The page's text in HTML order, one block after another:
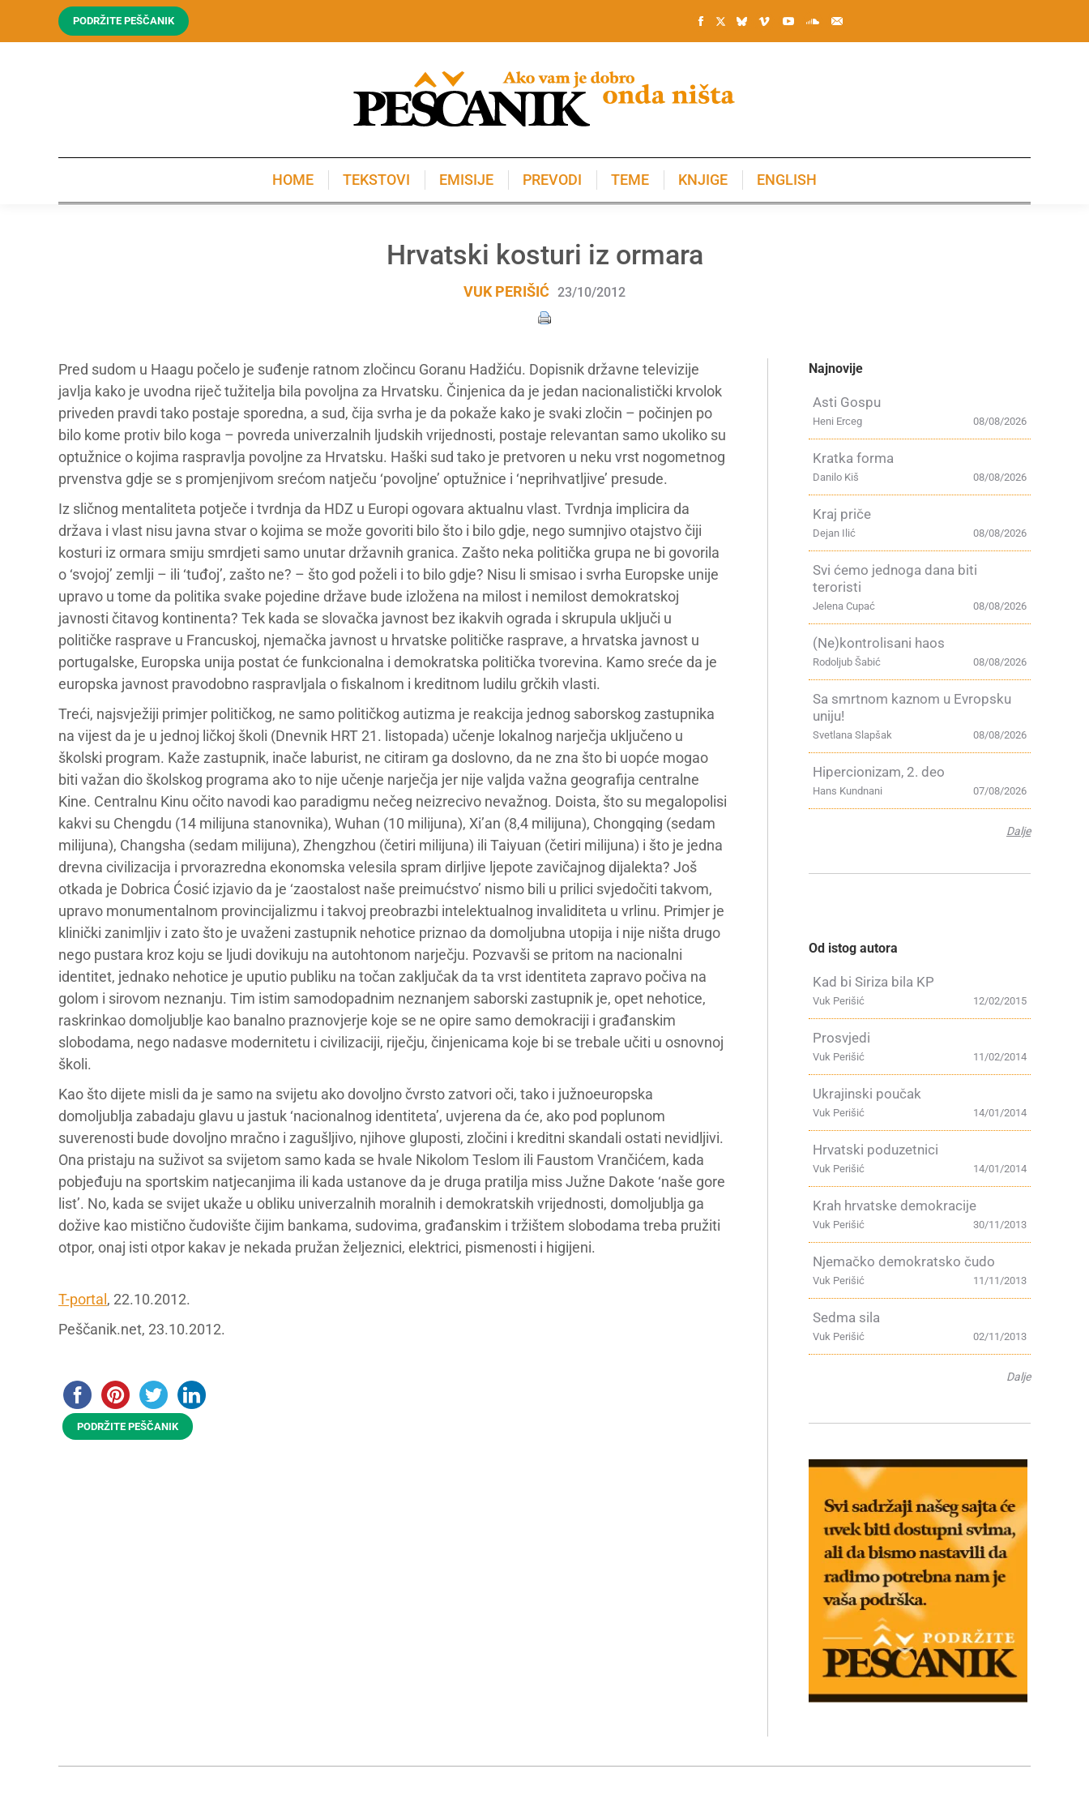
PODRŽITE PEŠČANIK
HOME TEKSTOVI EMISIJE PREVODI TEME KNJIGE ENGLISH
Hrvatski kosturi iz ormara
VUK PERIŠIĆ 23/10/2012
Pred sudom u Haagu počelo je suđenje ratnom zločincu Goranu Hadžiću. Dopisnik državne televizije
javlja kako je uvodna riječ tužitelja bila povoljna za Hrvatsku. Činjenica da je jedan nacionalistički krvolok
priveden pravdi tako postaje sporedna, a sud, čija svrha je da pokaže kako je svaki zločin – počinjen po
bilo kome protiv bilo koga – povreda univerzalnih ljudskih vrijednosti, postaje relevantan samo ukoliko su
optužnice o kojima raspravlja povoljne za Hrvatsku. Haški sud tako je pretvoren u neku vrst nogometnog
prvenstva gdje se s promjenjivom srećom natječu ‘povoljne’ optužnice i ‘neprihvatljive’ presude.
Iz sličnog mentaliteta potječe i tvrdnja da HDZ u Europi ogovara aktualnu vlast. Tvrdnja implicira da
država i vlast nisu javna stvar o kojima se može govoriti bilo što i bilo gdje, nego sumnjivo otajstvo čiji
kosturi iz ormara smiju smrdjeti samo unutar državnih granica. Zašto neka politička grupa ne bi govorila
o ‘svojoj’ zemlji – ili ‘tuđoj’, zašto ne? – što god poželi i to bilo gdje? Nisu li smisao i svrha Europske unije
upravo u tome da politika svake pojedine države bude izložena na milost i nemilost demokratskoj
javnosti čitavog kontinenta? Tek kada se slovačka javnost bez ikakvih ograda i skrupula uključi u
političke rasprave u Francuskoj, njemačka javnost u hrvatske političke rasprave, a hrvatska javnost u
portugalske, Europska unija postat će funkcionalna i demokratska politička tvorevina. Kamo sreće da je
europska javnost pravodobno raspravljala o fiskalnom i kreditnom ludilu grčkih vlasti.
Treći, najsvježiji primjer političkog, ne samo političkog autizma je reakcija jednog saborskog zastupnika
na vijest da je u jednoj ličkoj školi (Dnevnik HRT 21. listopada) učenje lokalnog narječja uključeno u
školski program. Kaže zastupnik, inače laburist, ne citiram ga doslovno, da ne zna što bi uopće mogao
biti važan dio školskog programa ako to nije učenje narječja jer nije valjda važna geografija centralne
Kine. Centralnu Kinu očito navodi kao paradigmu nečeg neizrecivo nevažnog. Doista, što su megalopolisi
kakvi su Chengdu (14 milijuna stanovnika), Wuhan (10 milijuna), Xi’an (8,4 milijuna), Chongqing (sedam
milijuna), Changsha (sedam milijuna), Zhengzhou (četiri milijuna) ili Taiyuan (četiri milijuna) i što je jedna
drevna civilizacija i prvorazredna ekonomska velesila spram dirljive ljepote zavičajnog dijalekta? Još
otkada je Dobrica Ćosić izjavio da je ‘zaostalost naše preimućstvo’ nismo bili u prilici svjedočiti takvom,
upravo monumentalnom provincijalizmu i takvoj preobrazbi intelektualnog invaliditeta u vrlinu. Primjer je
klinički zanimljiv i zato što je uvaženi zastupnik nehotice priznao da domoljubna utopija i nije ništa drugo
nego pustara kroz koju se ljudi dovikuju na autohtonom narječju. Pozvavši se pritom na nacionalni
identitet, jednako nehotice je uputio publiku na točan zaključak da ta vrst identiteta zapravo počiva na
golom i sirovom neznanju. Tim istim samodopadnim neznanjem saborski zastupnik je, opet nehotice,
raskrinkao domoljublje kao banalno praznovjerje koje se ne opire samo demokraciji i građanskim
slobodama, nego nadasve modernitetu i civilizaciji, riječju, činjenicama koje bi se trebale učiti u osnovnoj
školi.
Kao što dijete misli da je samo na svijetu ako dovoljno čvrsto zatvori oči, tako i južnoeuropska
domoljublja zabadaju glavu u jastuk ‘nacionalnog identiteta’, uvjerena da će, ako pod poplunom
suverenosti bude dovoljno mračno i zagušljivo, njihove gluposti, zločini i kreditni skandali ostati nevidljivi.
Ona pristaju na suživot sa svijetom samo kada se hvale Nikolom Teslom ili Faustom Vrančićem, kada
pobjeđuju na sportskim natjecanjima ili kada ustanove da je druga pratilja miss Južne Dakote ‘naše gore
list’. No, kada se svijet ukaže u obliku univerzalnih moralnih i demokratskih vrijednosti, domoljublja ga
dožive kao mistično čudovište čijim bankama, sudovima, građanskim i tržištem slobodama treba pružiti
otpor, onaj isti otpor kakav je nekada pružan željeznici, elektrici, pismenosti i higijeni.
T-portal , 22.10.2012.
Peščanik.net, 23.10.2012.
PODRŽITE PEŠČANIK
Najnovije
Asti Gospu
08/08/2026
Heni Erceg
Kratka forma
08/08/2026
Danilo Kiš
Kraj priče
08/08/2026
Dejan Ilić
Svi ćemo jednoga dana biti
teroristi
08/08/2026
Jelena Cupać
(Ne)kontrolisani haos
08/08/2026
Rodoljub Šabić
Sa smrtnom kaznom u Evropsku
uniju!
08/08/2026
Svetlana Slapšak
Hipercionizam, 2. deo
07/08/2026
Hans Kundnani
Dalje
Od istog autora
Kad bi Siriza bila KP
12/02/2015
Vuk Perišić
Prosvjedi
11/02/2014
Vuk Perišić
Ukrajinski poučak
14/01/2014
Vuk Perišić
Hrvatski poduzetnici
14/01/2014
Vuk Perišić
Krah hrvatske demokracije
30/11/2013
Vuk Perišić
Njemačko demokratsko čudo
11/11/2013
Vuk Perišić
Sedma sila
02/11/2013
Vuk Perišić
Dalje
KNJIGE ENGLISH